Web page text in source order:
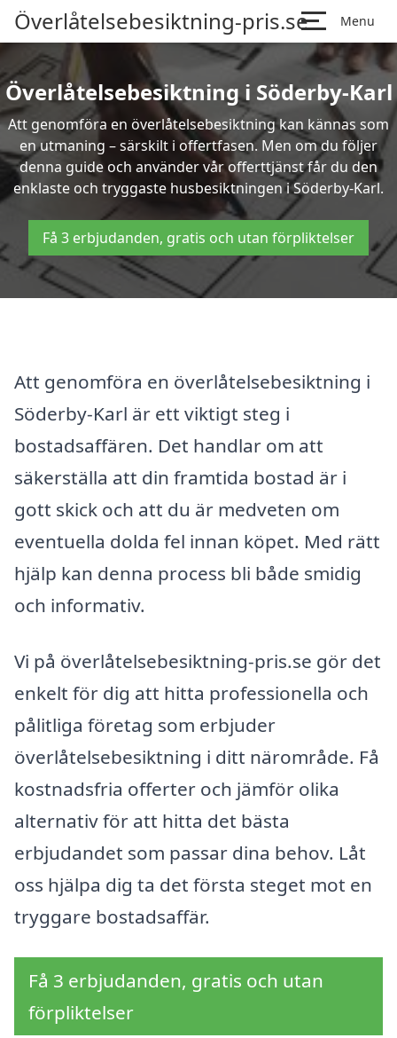
Överlåtelsebesiktning-pris.se Menu
Överlåtelsebesiktning i Söderby-Karl
Att genomföra en överlåtelsebesiktning kan kännas som
en utmaning – särskilt i offertfasen. Men om du följer
denna guide och använder vår offerttjänst får du den
enklaste och tryggaste husbesiktningen i Söderby-Karl.
Få 3 erbjudanden, gratis och utan förpliktelser
Att genomföra en överlåtelsebesiktning i
Söderby-Karl är ett viktigt steg i
bostadsaffären. Det handlar om att
säkerställa att din framtida bostad är i
gott skick och att du är medveten om
eventuella dolda fel innan köpet. Med rätt
hjälp kan denna process bli både smidig
och informativ.
Vi på överlåtelsebesiktning-pris.se gör det
enkelt för dig att hitta professionella och
pålitliga företag som erbjuder
överlåtelsebesiktning i ditt närområde. Få
kostnadsfria offerter och jämför olika
alternativ för att hitta det bästa
erbjudandet som passar dina behov. Låt
oss hjälpa dig ta det första steget mot en
tryggare bostadsaffär.
Få 3 erbjudanden, gratis och utan
förpliktelser